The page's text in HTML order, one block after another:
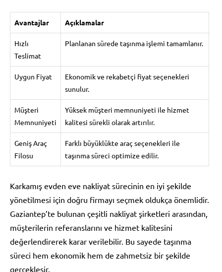
Avantajlar Açıklamalar
Hızlı
Teslimat
Planlanan sürede taşınma işlemi tamamlanır.
Uygun Fiyat
Ekonomik ve rekabetçi fiyat seçenekleri
sunulur.
Müşteri
Memnuniyeti
Yüksek müşteri memnuniyeti ile hizmet
kalitesi sürekli olarak artırılır.
Geniş Araç
Filosu
Farklı büyüklükte araç seçenekleri ile
taşınma süreci optimize edilir.
Karkamış evden eve nakliyat sürecinin en iyi şekilde
yönetilmesi için doğru firmayı seçmek oldukça önemlidir.
Gaziantep’te bulunan çeşitli nakliyat şirketleri arasından,
müşterilerin referanslarını ve hizmet kalitesini
değerlendirerek karar verilebilir. Bu sayede taşınma
süreci hem ekonomik hem de zahmetsiz bir şekilde
gerçekleşir.